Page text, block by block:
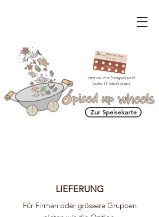
Jetzt neu mit Stempelkarte!
Jedes 11. Menü gratis
Zur Speisekarte
LIEFERUNG
Für Firmen oder grössere Gruppen